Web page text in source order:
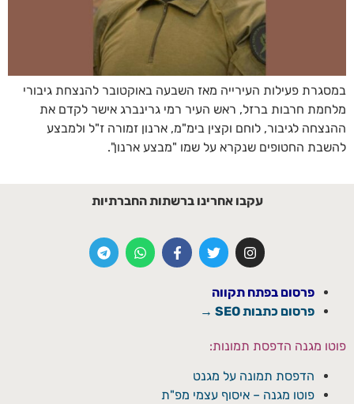
במסגרת פעילות העירייה מאז השבעה באוקטובר להנצחת גיבורי
מלחמת חרבות ברזל, ראש העיר רמי גרינברג אישר לקדם את
ההנצחה לגיבור, לוחם וקצין בימ"מ, ארנון זמורה ז"ל ולמבצע
להשבת החטופים שנקרא על שמו "מבצע ארנון".
עקבו אחרינו ברשתות החברתיות
פרסום בפתח תקווה
פרסום כתבות SEO →
פוטו מגנה הדפסת תמונות:
הדפסת תמונה על מגנט
פוטו מגנה – איסוף עצמי מפ"ת